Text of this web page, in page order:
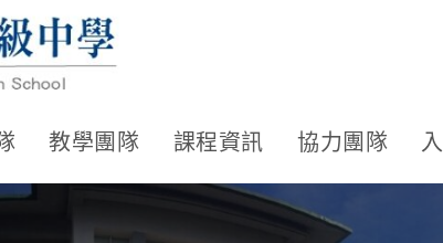
教學團隊 課程資訊 協力團隊